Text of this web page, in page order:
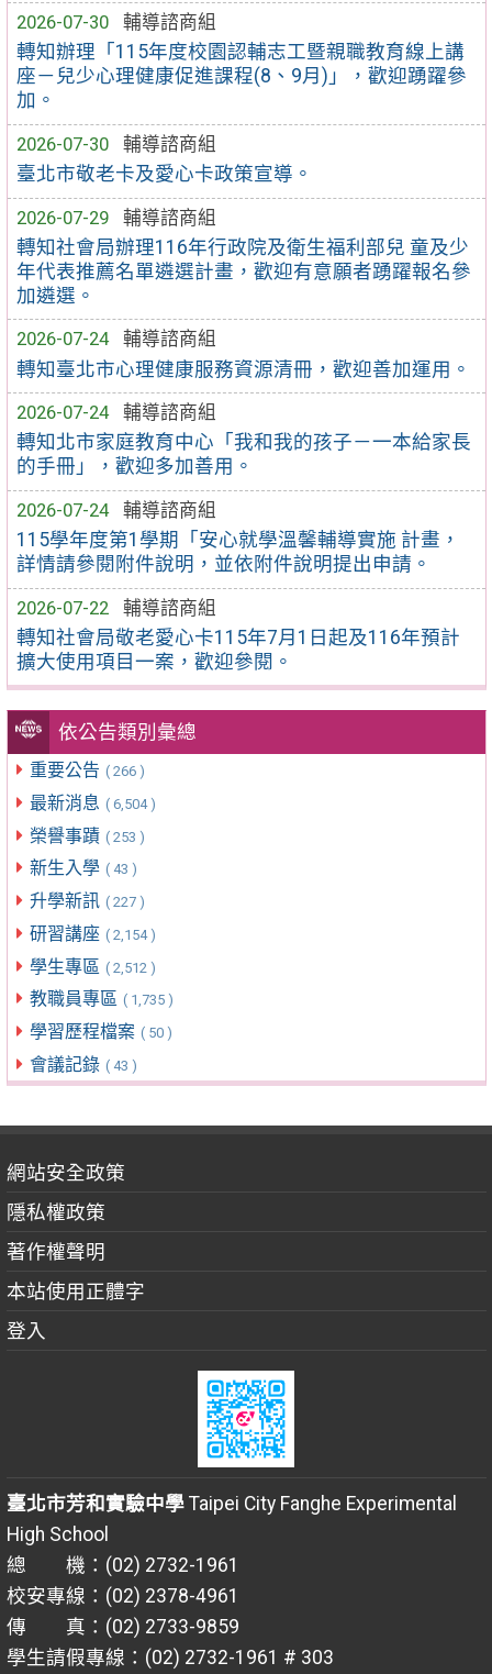
2026-07-30
輔導諮商組
轉知辦理「115年度校園認輔志工暨親職教育線上講
座－兒少心理健康促進課程(8、9月)」，歡迎踴躍參
加。
2026-07-30
輔導諮商組
臺北市敬老卡及愛心卡政策宣導。
2026-07-29
輔導諮商組
轉知社會局辦理116年行政院及衛生福利部兒 童及少
年代表推薦名單遴選計畫，歡迎有意願者踴躍報名參
加遴選。
2026-07-24
輔導諮商組
轉知臺北市心理健康服務資源清冊，歡迎善加運用。
2026-07-24
輔導諮商組
轉知北市家庭教育中心「我和我的孩子－一本給家長
的手冊」，歡迎多加善用。
2026-07-24
輔導諮商組
115學年度第1學期「安心就學溫馨輔導實施 計畫，
詳情請參閱附件說明，並依附件說明提出申請。
2026-07-22
輔導諮商組
轉知社會局敬老愛心卡115年7月1日起及116年預計
擴大使用項目一案，歡迎參閱。
依公告類別彙總
重要公告 ( 266 )
最新消息 ( 6,504 )
榮譽事蹟 ( 253 )
新生入學 ( 43 )
升學新訊 ( 227 )
研習講座 ( 2,154 )
學生專區 ( 2,512 )
教職員專區 ( 1,735 )
學習歷程檔案 ( 50 )
會議記錄 ( 43 )
網站安全政策
隱私權政策
著作權聲明
本站使用正體字
登入
臺北市芳和實驗中學Taipei City Fanghe Experimental
High School
總 機：(02) 2732-1961
校安專線：(02) 2378-4961
傳 真：(02) 2733-9859
學生請假專線：(02) 2732-1961 # 303